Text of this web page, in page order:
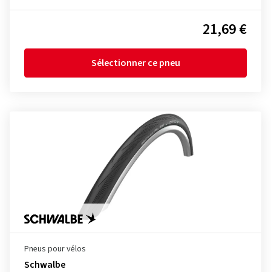
21,69 €
Sélectionner ce pneu
Pneus pour vélos
Schwalbe